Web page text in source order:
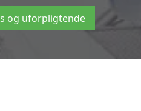
og uforpligtende